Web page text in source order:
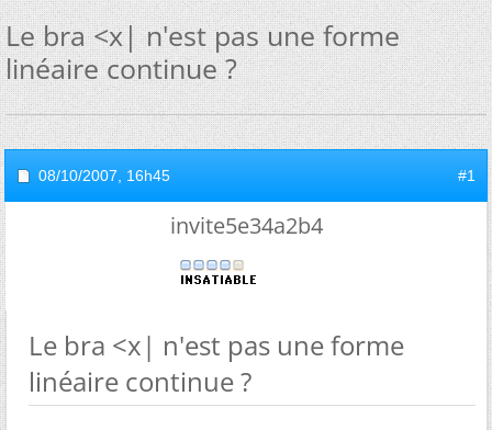
Le bra <x| n'est pas une forme
linéaire continue ?
08/10/2007, 16h45 #1
invite5e34a2b4
Le bra <x| n'est pas une forme
linéaire continue ?